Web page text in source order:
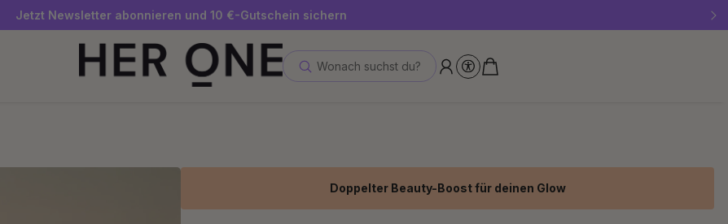
Gratis SLEEP WELL ab 69 € MBW - nur solange der Vorrat reicht!
Jetzt Newsletter abonnieren und 10 €-Gutschein sichern
Bis zu 30 % sparen mit unseren Spar-Abos
Wonach suchst du?
Doppelter Beauty-Boost für deinen Glow